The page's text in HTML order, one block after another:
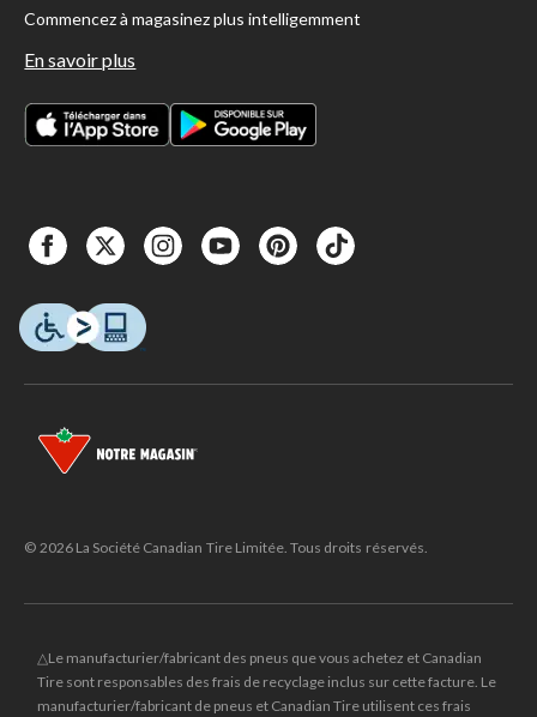
Commencez à magasinez plus intelligemment
En savoir plus
© 2026 La Société Canadian Tire Limitée. Tous droits réservés.
△Le manufacturier/fabricant des pneus que vous achetez et Canadian
Tire sont responsables des frais de recyclage inclus sur cette facture. Le
manufacturier/fabricant de pneus et Canadian Tire utilisent ces frais